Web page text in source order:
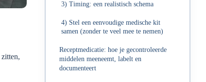
3) Timing: een realistisch schema
4) Stel een eenvoudige medische kit
samen (zonder te veel mee te nemen)
Receptmedicatie: hoe je gecontroleerde
middelen meeneemt, labelt en
documenteert